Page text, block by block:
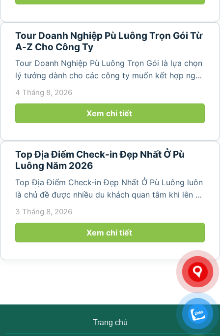
Tour Doanh Nghiệp Pù Luông Trọn Gói Từ
A-Z Cho Công Ty
Tour Doanh Nghiệp Pù Luông Trọn Gói là lựa chọn
lý tưởng dành cho các công ty muốn kết hợp nghỉ
dưỡng, gắn kết đội ngũ và tái tạo năng lượng sau
thiên nhiên trong lành,...
4 Tháng 8, 2026
Xem chi tiết
Top Địa Điểm Check-in Đẹp Nhất Ở Pù
Luông Năm 2026
Top Địa Điểm Check-in Đẹp Nhất Ở Pù Luông luôn
là chủ đề được nhiều du khách quan tâm khi lên kế
hoạch khám phá vùng đất thiên nhiên nổi tiếng
của Thanh Hóa. Với ruộng bậc thang trải dài, bản
làng yên bình, thác...
3 Tháng 8, 2026
Xem chi tiết
Trang chủ